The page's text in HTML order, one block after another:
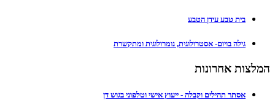
בית טבע עידן הטבע
גילה בויום- אסטרולוגית, נומרולוגית ומתקשרת
המלצות אחרונות
אסתר תהילים וקבלה - ייעוץ אישי וטלפוני בגוש דן